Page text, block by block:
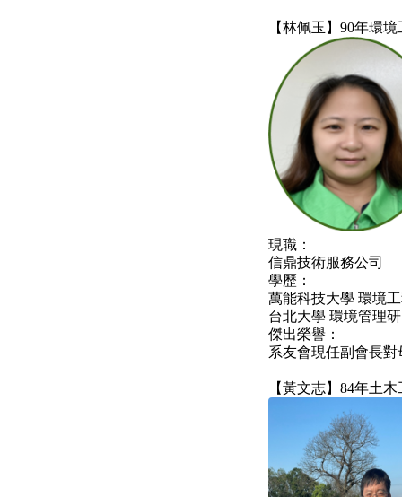
【林佩玉】90年環
現職：
信鼎技術服務公司
學歷：
萬能科技大學 環境
台北大學 環境管理
傑出榮譽：
系友會現任副會長
【黃文志】84年土